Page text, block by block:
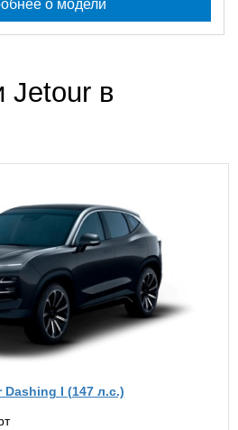
о модели
Jetour в
Dashing I (147 л.с.)